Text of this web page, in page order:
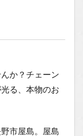
か？チェーン
る、本物のお
市屋島。屋島